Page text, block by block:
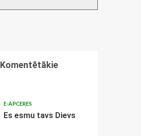
Komentētākie
E-APCERES
Es esmu tavs Dievs